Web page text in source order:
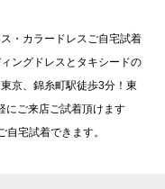
・カラードレスご自宅試着
ングドレスとタキシードの
京、錦糸町駅徒歩3分！東
にご来店ご試着頂けます
自宅試着できます。